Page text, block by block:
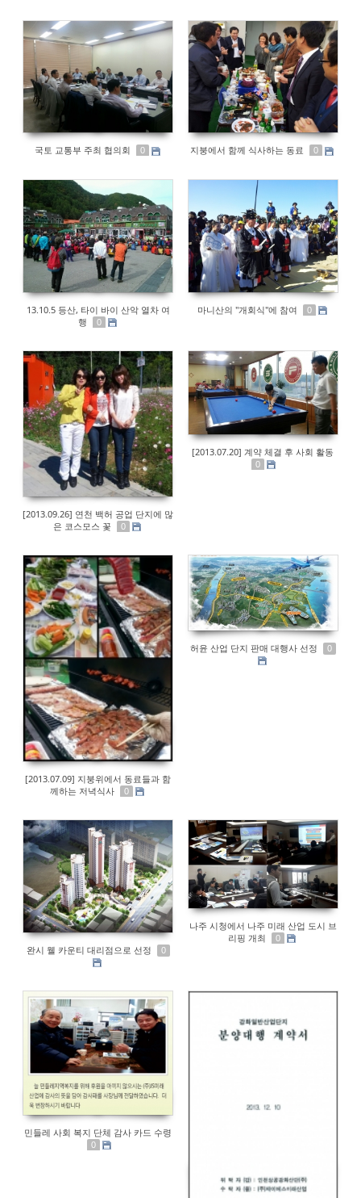
국토 교통부 주최 협의회 0 지붕에서 함께 식사하는 동료 0
13.10.5 등산, 타이 바이 산악 열차 여
행
0
마니산의 "개회식"에 참여 0
[2013.09.26] 연천 백허 공업 단지에 많
은 코스모스 꽃
0
[2013.07.20] 계약 체결 후 사회 활동
0
[2013.07.09] 지붕위에서 동료들과 함
께하는 저녁식사
0
허윤 산업 단지 판매 대행사 선정 0
완시 웰 카운티 대리점으로 선정 0
나주 시청에서 나주 미래 산업 도시 브
리핑 개최
0
민들레 사회 복지 단체 감사 카드 수령
0